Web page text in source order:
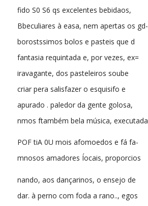
fido S0 S6 qs excelentes bebidaos,
Bbeculiares à easa, nem apertas os gd-
borostssimos bolos e pasteis que d
fantasia requintada e, por vezes, ex=
iravagante, dos pasteleiros soube
criar pera salisfazer o esquisifo e
apurado . paledor da gente golosa,
nmos ftambém bela música, executada
POF tiA 0U mois afomoedos e fá fa-
mnosos amadores Íocais, proporcios
nando, aos dançarinos, o ensejo de
dar. à perno com foda a rano.., egos